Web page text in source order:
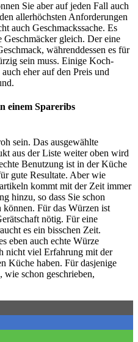
Sie aber auf jeden Fall auch
allerhöchsten Anforderungen
auch Geschmackssache. Es
gleich. Der eine
währenddessen es für
sein muss. Einige Koch-
eher auf den Preis und
einem Spareribs
sein. Das ausgewählte
aus der Liste weiter oben wird
Benutzung ist in der Küche
gute Resultate. Aber wie
kommt mit der Zeit immer
hinzu, so dass Sie schon
Für das Würzen ist
nötig. Für eine
es ein bisschen Zeit.
eben auch echte Würze
nicht viel Erfahrung mit der
Küche haben. Für dasjenige
wie schon geschrieben,